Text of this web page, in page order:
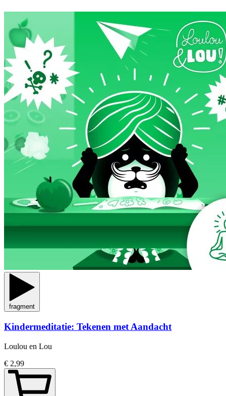
fragment
Kindermeditatie: Tekenen met Aandacht
Loulou en Lou
€ 2,99